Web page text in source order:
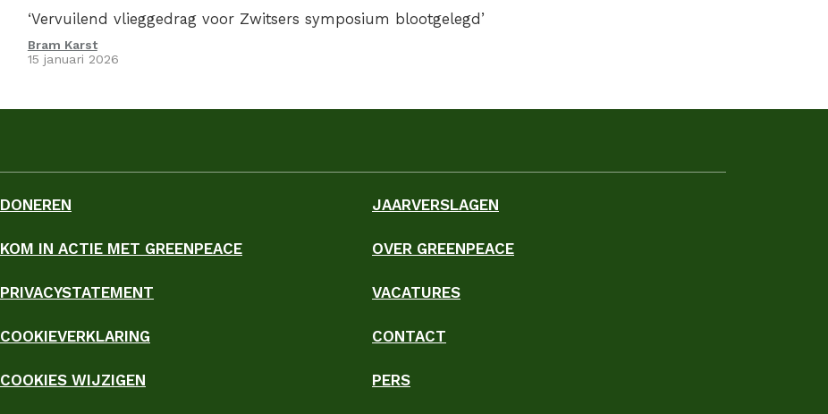
‘Vervuilend vlieggedrag voor Zwitsers symposium blootgelegd’
Bram Karst
15 januari 2026
DONEREN
KOM IN ACTIE MET GREENPEACE
PRIVACYSTATEMENT
COOKIEVERKLARING
COOKIES WIJZIGEN
JAARVERSLAGEN
OVER GREENPEACE
VACATURES
CONTACT
PERS